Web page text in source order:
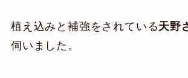
植え込みと補強をされている天野
伺いました。